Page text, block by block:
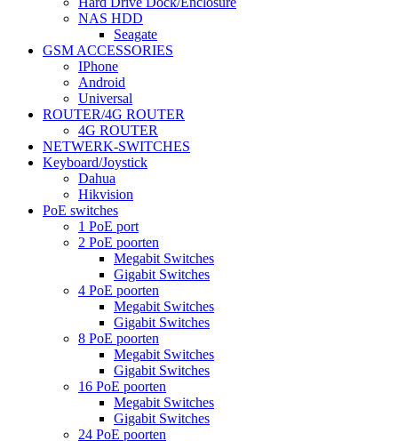
NAS HDD
Seagate
GSM ACCESSORIES
IPhone
Android
Universal
ROUTER/4G ROUTER
4G ROUTER
NETWERK-SWITCHES
Keyboard/Joystick
Dahua
Hikvision
PoE switches
1 PoE port
2 PoE poorten
Megabit Switches
Gigabit Switches
4 PoE poorten
Megabit Switches
Gigabit Switches
8 PoE poorten
Megabit Switches
Gigabit Switches
16 PoE poorten
Megabit Switches
Gigabit Switches
24 PoE poorten